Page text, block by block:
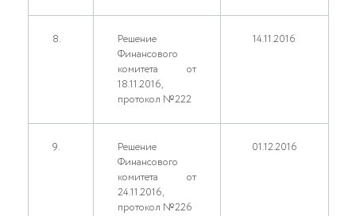
8.
Решение
Финансового
комитета от
18.11.2016,
протокол №222
14.11.2016
9.
Решение
Финансового
комитета от
24.11.2016,
протокол №226
01.12.2016